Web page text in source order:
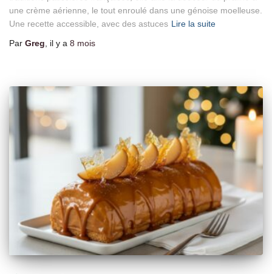
une crème aérienne, le tout enroulé dans une génoise moelleuse.
Une recette accessible, avec des astuces Lire la suite
Par Greg , il y a 8 mois